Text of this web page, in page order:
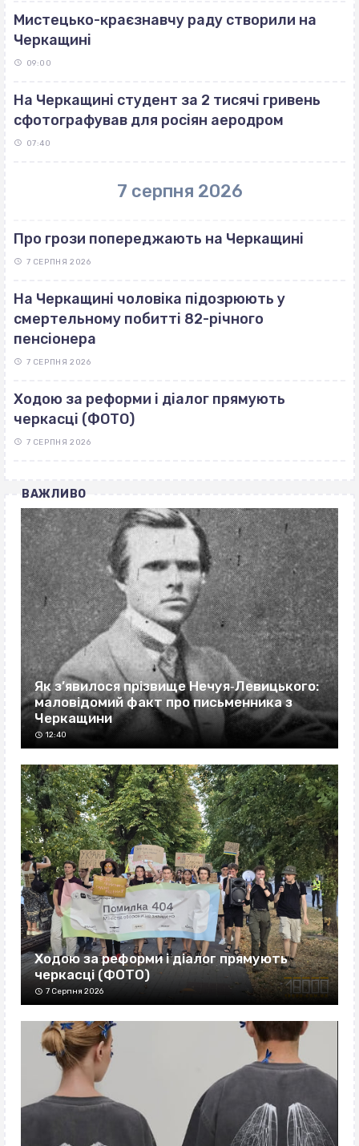
Мистецько-краєзнавчу раду створили на
Черкащині
09:00
На Черкащині студент за 2 тисячі гривень
сфотографував для росіян аеродром
07:40
7 серпня 2026
Про грози попереджають на Черкащині
7 СЕРПНЯ 2026
На Черкащині чоловіка підозрюють у
смертельному побитті 82-річного
пенсіонера
7 СЕРПНЯ 2026
Ходою за реформи і діалог прямують
черкасці (ФОТО)
7 СЕРПНЯ 2026
ВАЖЛИВО
Як з’явилося прізвище Нечуя‐Левицького:
маловідомий факт про письменника з
Черкащини
12:40
Ходою за реформи і діалог прямують
черкасці (ФОТО)
7 Серпня 2026